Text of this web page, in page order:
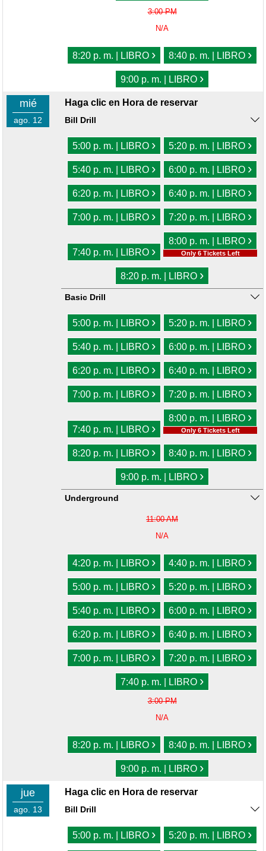
3:00 PM
N/A
8:20 p. m. | LIBRO › 8:40 p. m. | LIBRO ›
9:00 p. m. | LIBRO ›
mié
ago. 12
Haga clic en Hora de reservar
Bill Drill
5:00 p. m. | LIBRO › 5:20 p. m. | LIBRO ›
5:40 p. m. | LIBRO › 6:00 p. m. | LIBRO ›
6:20 p. m. | LIBRO › 6:40 p. m. | LIBRO ›
7:00 p. m. | LIBRO › 7:20 p. m. | LIBRO ›
7:40 p. m. | LIBRO ›
8:00 p. m. | LIBRO ›
Only 6 Tickets Left
8:20 p. m. | LIBRO ›
Basic Drill
5:00 p. m. | LIBRO › 5:20 p. m. | LIBRO ›
5:40 p. m. | LIBRO › 6:00 p. m. | LIBRO ›
6:20 p. m. | LIBRO › 6:40 p. m. | LIBRO ›
7:00 p. m. | LIBRO › 7:20 p. m. | LIBRO ›
7:40 p. m. | LIBRO ›
8:00 p. m. | LIBRO ›
Only 6 Tickets Left
8:20 p. m. | LIBRO › 8:40 p. m. | LIBRO ›
9:00 p. m. | LIBRO ›
Underground
11:00 AM
N/A
4:20 p. m. | LIBRO › 4:40 p. m. | LIBRO ›
5:00 p. m. | LIBRO › 5:20 p. m. | LIBRO ›
5:40 p. m. | LIBRO › 6:00 p. m. | LIBRO ›
6:20 p. m. | LIBRO › 6:40 p. m. | LIBRO ›
7:00 p. m. | LIBRO › 7:20 p. m. | LIBRO ›
7:40 p. m. | LIBRO ›
3:00 PM
N/A
8:20 p. m. | LIBRO › 8:40 p. m. | LIBRO ›
9:00 p. m. | LIBRO ›
jue
ago. 13
Haga clic en Hora de reservar
Bill Drill
5:00 p. m. | LIBRO › 5:20 p. m. | LIBRO ›